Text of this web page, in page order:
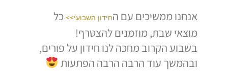
אנחנו ממשיכים עם החידון השבועי>> כל
מוצאי שבת, מוזמנים להצטרף!
בשבוע הקרוב מחכה לנו חידון על פורים,
ובהמשך עוד הרבה הרבה הפתעות